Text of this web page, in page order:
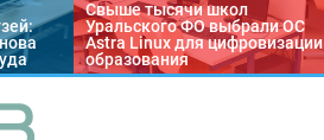
Свыше тысячи школ
Уральского ФО выбрали ОС
Astra Linux для цифровизации
образования